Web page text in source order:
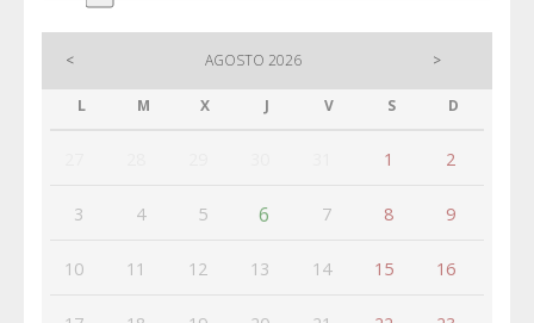
< AGOSTO 2026 >
L M X J V S D
1 2
3 4 5 6 7 8 9
10 11 12 13 14 15 16